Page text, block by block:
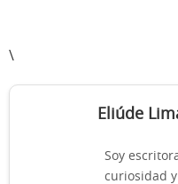
\
Eliúde
Soy
curiosidad